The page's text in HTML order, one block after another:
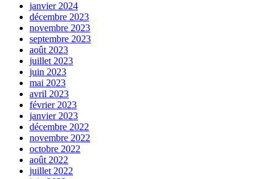
janvier 2024
décembre 2023
novembre 2023
septembre 2023
août 2023
juillet 2023
juin 2023
mai 2023
avril 2023
février 2023
janvier 2023
décembre 2022
novembre 2022
octobre 2022
août 2022
juillet 2022